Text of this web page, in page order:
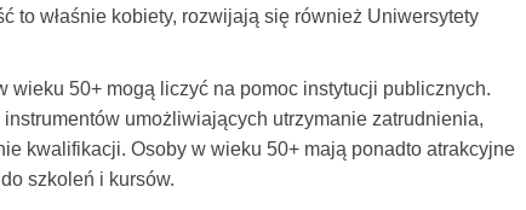
to właśnie kobiety, rozwijają się również Uniwersytety
wieku 50+ mogą liczyć na pomoc instytucji publicznych.
umożliwiających utrzymanie zatrudnienia,
kwalifikacji. Osoby w wieku 50+ mają ponadto atrakcyjne
szkoleń i kursów.